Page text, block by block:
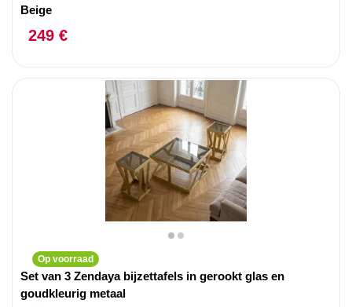
Beige
249 €
Op voorraad
Set van 3 Zendaya bijzettafels in gerookt glas en
goudkleurig metaal